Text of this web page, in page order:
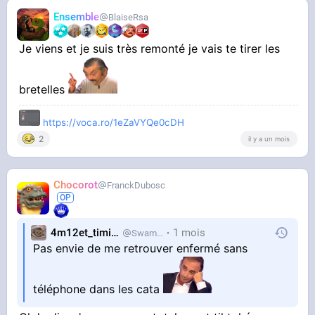
Ensemble BlaiseRsa
Je viens et je suis très remonté je vais te tirer les
bretelles
https://voca.ro/1eZaVYQe0cDH
2 il y a un mois
Chocorot FranckDubosc
4m12et_timide SwampDrainer 1 mois
Pas envie de me retrouver enfermé sans
téléphone dans les cata